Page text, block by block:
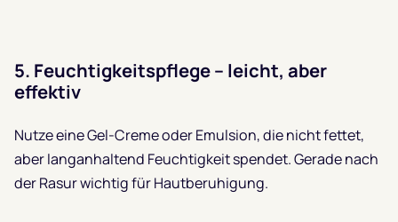
5. Feuchtigkeitspflege – leicht, aber
effektiv
Nutze eine Gel-Creme oder Emulsion, die nicht fettet,
aber langanhaltend Feuchtigkeit spendet. Gerade nach
der Rasur wichtig für Hautberuhigung.